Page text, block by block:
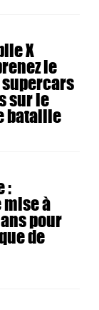
X
le
sur le
bataille
:
à
pour
de